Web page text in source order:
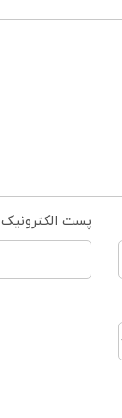
پست الکترونیک